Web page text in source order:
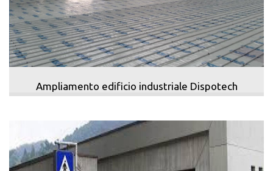
Ampliamento edificio industriale Dispotech